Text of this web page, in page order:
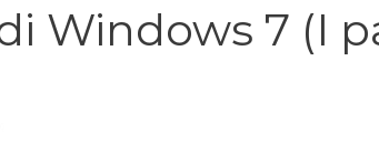
Windows 7 (I